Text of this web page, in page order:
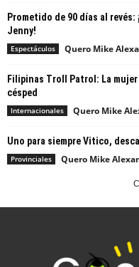
Prometido de 90 días al revés:
Jenny!
Espectáculos Quero Mike
Filipinas Troll Patrol: La
césped
Internacionales Quero Mike
Uno para siempre Vitico,
Provinciales Quero Mike